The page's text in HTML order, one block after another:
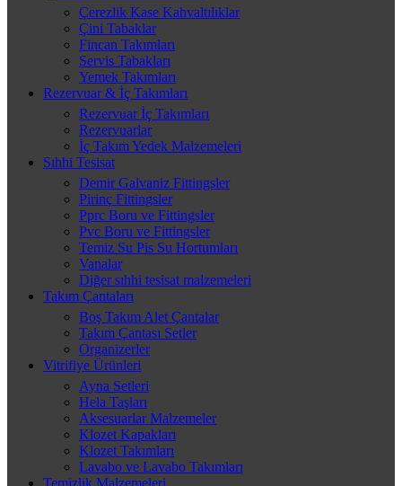
Çerezlik Kase Kahvaltılıklar
Çini Tabaklar
Fincan Takımları
Servis Tabakları
Yemek Takımları
Rezervuar & İç Takımları
Rezervuar İç Takımları
Rezervuarlar
İç Takım Yedek Malzemeleri
Sıhhi Tesisat
Demir Galvaniz Fittingsler
Pirinç Fittingsler
Pprc Boru ve Fittingsler
Pvc Boru ve Fittingsler
Temiz Su Pis Su Hortumları
Vanalar
Diğer sıhhi tesisat malzemeleri
Takım Çantaları
Boş Takım Alet Çantalar
Takım Çantası Setler
Organizerler
Vitrifiye Ürünleri
Ayna Setleri
Hela Taşları
Aksesuarlar Malzemeler
Klozet Kapakları
Klozet Takımları
Lavabo ve Lavabo Takımları
Temizlik Malzemeleri